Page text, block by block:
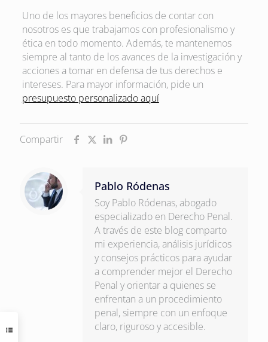
Uno de los mayores beneficios de contar con
nosotros es que trabajamos con profesionalismo y
ética en todo momento. Además, te mantenemos
siempre al tanto de los avances de la investigación y
acciones a tomar en defensa de tus derechos e
intereses. Para mayor información, pide un
presupuesto personalizado aquí
Compartir
Pablo Ródenas
Soy Pablo Ródenas, abogado
especializado en Derecho Penal.
A través de este blog comparto
mi experiencia, análisis jurídicos
y consejos prácticos para ayudar
a comprender mejor el Derecho
Penal y orientar a quienes se
enfrentan a un procedimiento
penal, siempre con un enfoque
claro, riguroso y accesible.